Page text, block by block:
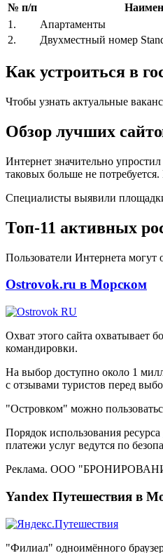
№ п/п
1.
Апартаменты
2.
Двухместный номер
Как устроиться в
Чтобы узнать актуальные
Обзор лучших
Интернет значительно
таковых больше не
Специалисты выявили
Топ-11 активных
Пользователи Интернета могут
Ostrovok.ru в Морском
Охват этого сайта охватывает
командировки.
На выбор доступно около 1
с отзывами туристов перед
"Островком" можно
Порядок использования ресурса
платежи услуг ведутся по
Реклама. ООО
Yandex Путешествия в
"Филиал" одноимённого